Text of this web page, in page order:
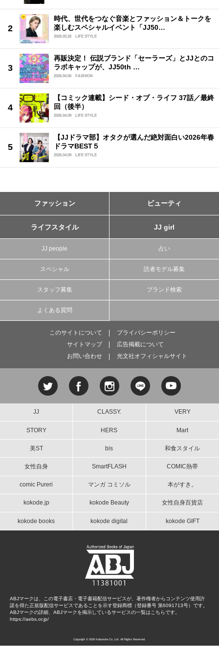
時代、世代をつなぐ音楽とファッション＆トークを
楽しむスペシャルイベント「JJ50…
2026.03.26 LIFE STYLE
再販決定！ 伝説ブランド「セーラーズ」とJJとのコ
ラボキャップが、JJ50th …
2026.04.06 FASHION
【コミック連載】シード・オブ・ライフ 37話／最終
回（後半）
2026.04.09 LIFE STYLE
【JJドラマ部】オタクが選んだ絶対面白い2026年春
ドラマBEST５
2026.04.09 LIFE STYLE
ファッション ビューティ
ライフスタイル JJ girl
JJ people 占い
スペシャル 読者モデル募集
スタッフ募集 ブランド検索
よくある質問
このサイトについて
プライバシーポリシー
サイトマップ
広告掲載について
お問い合わせ
光文社オフィシャルサイト
JJ CLASSY. VERY
STORY HERS Mart
美ST bis 和食スタイル
女性自身 SmartFLASH COMIC熱帯
comic Pureri マンガ コミソル 本がすき。
kokode.jp kokode Beauty 女性自身百貨店
kokode books kokode digital kokode GIFT
ABJマークは、この電子書店・電子書籍配信サービスが、著作権者からコンテンツ使用許
諾を得た正規版配信サービスであることを示す登録商標（登録番号 第6091713号）です。
ABJマークの詳細、ABJマークを掲示しているサービスの一覧はこちらです。
https://aebs.or.jp/
Copyright © 2026 Kobunsha Co.,Ltd. All Rights Reserved.